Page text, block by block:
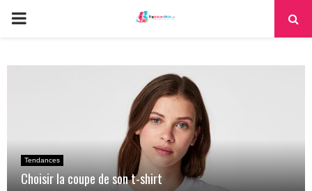
PRIMARY
Tendances
Choisir la coupe de son t-shirt